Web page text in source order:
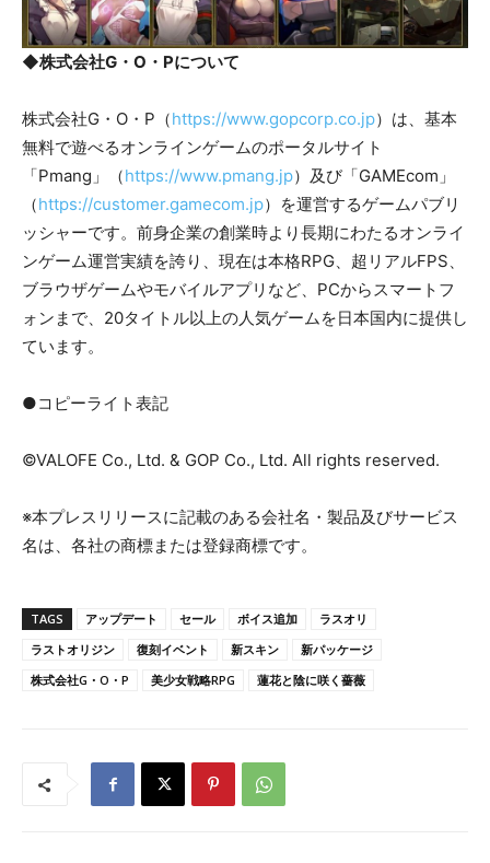
◆株式会社G・O・Pについて
株式会社G・O・P（https://www.gopcorp.co.jp）は、基本
無料で遊べるオンラインゲームのポータルサイト
「Pmang」（https://www.pmang.jp）及び「GAMEcom」
（https://customer.gamecom.jp）を運営するゲームパブリ
ッシャーです。前身企業の創業時より長期にわたるオンライ
ンゲーム運営実績を誇り、現在は本格RPG、超リアルFPS、
ブラウザゲームやモバイルアプリなど、PCからスマートフ
ォンまで、20タイトル以上の人気ゲームを日本国内に提供し
ています。
●コピーライト表記
©VALOFE Co., Ltd. & GOP Co., Ltd. All rights reserved.
※本プレスリリースに記載のある会社名・製品及びサービス
名は、各社の商標または登録商標です。
TAGS アップデート セール ボイス追加
ラスオリ
ラストオリジン
復刻イベント 新スキン
新パッケージ
株式会社G・O・P
美少女戦略RPG 蓮花と陰に咲く薔薇